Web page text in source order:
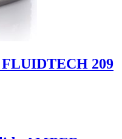
FLUIDTECH 209